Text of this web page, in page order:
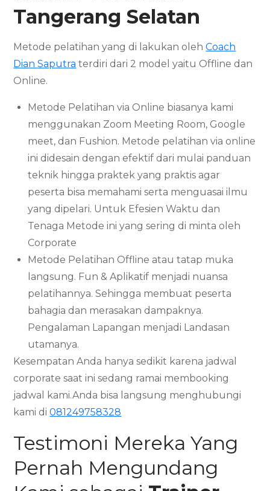
Tangerang Selatan
Metode pelatihan yang di lakukan olehCoach
Dian Saputra terdiri dari 2 model yaitu Offline dan
Online.
Metode Pelatihan via Online biasanya kami
menggunakan Zoom Meeting Room, Google
meet, dan Fushion. Metode pelatihan via online
ini didesain dengan efektif dari mulai panduan
teknik hingga praktek yang praktis agar
peserta bisa memahami serta menguasai ilmu
yang dipelari. Untuk Efesien Waktu dan
Tenaga Metode ini yang sering di minta oleh
Corporate
Metode Pelatihan Offline atau tatap muka
langsung. Fun & Aplikatif menjadi nuansa
pelatihannya. Sehingga membuat peserta
bahagia dan merasakan dampaknya.
Pengalaman Lapangan menjadi Landasan
utamanya.
Kesempatan Anda hanya sedikit karena jadwal
corporate saat ini sedang ramai membooking
jadwal kami.Anda bisa langsung menghubungi
kami di081249758328
Testimoni Mereka Yang
Pernah Mengundang